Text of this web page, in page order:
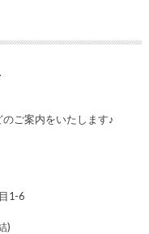
ご案内をいたします♪
1-6
)